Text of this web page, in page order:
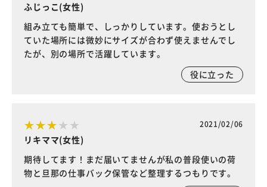
ふじっこ(女性)
組み立ても簡単で、しっかりしています。使おうとし
ていた場所には微妙にサイズが合わず使えませんでし
たが、別の場所で活躍しています。
役に立った
2021/02/06
リキママ(女性)
期待してます！まだ届いてませんが私の普段使いの荷
物と旦那の仕事バック保管など整理するつもりです。